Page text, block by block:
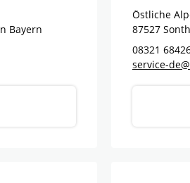
Bayern
Östliche
87527
08321
service-